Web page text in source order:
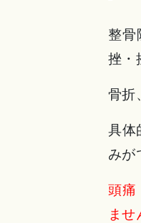
整骨
挫・
骨折
具体
みが
頭痛
ませ